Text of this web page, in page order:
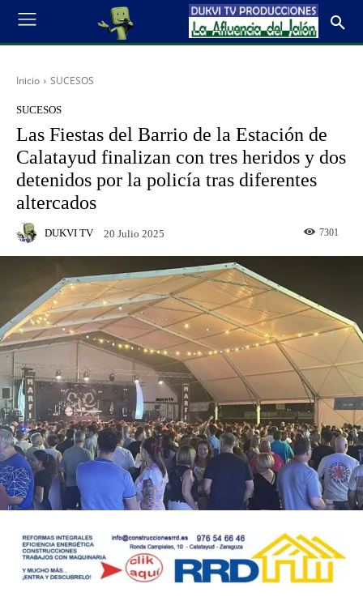
Inicio SUCESOS
SUCESOS
Las Fiestas del Barrio de la Estación de
Calatayud finalizan con tres heridos y dos
detenidos por la policía tras diferentes
altercados
DUKVI TV 20 Julio 2025 7301